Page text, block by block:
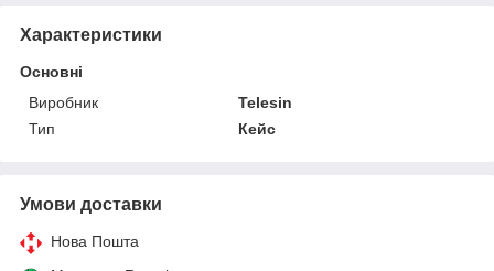
Характеристики
Основні
Виробник
Telesin
Тип
Кейс
Умови доставки
Нова Пошта